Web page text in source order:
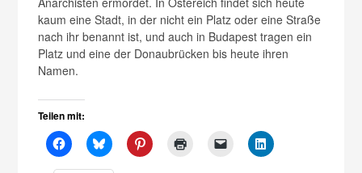
kaum eine Stadt, in der nicht ein Platz oder eine Straße
nach ihr benannt ist, und auch in Budapest tragen ein
Platz und eine der Donaubrücken bis heute ihren
Namen.
Teilen mit: